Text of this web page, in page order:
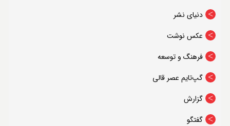
دنیای نشر
عکس نوشت
فرهنگ و توسعه
گپ‌تایم عصر قالی
گزارش
گفتگو